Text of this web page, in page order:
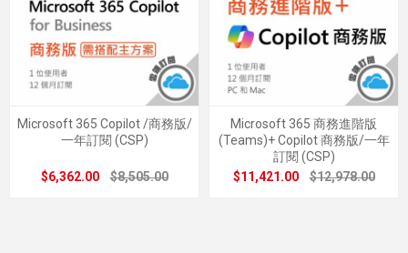
Microsoft 365 Copilot /商務版/
一年訂閱 (CSP)
$6,362.00 $8,505.00
Microsoft 365 商務進階版
(Teams)+ Copilot 商務版/一年
訂閱 (CSP)
$11,421.00
$12,978.00